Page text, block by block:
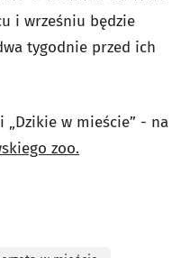
i wrześniu będzie
tygodnie przed ich
w mieście” - na
zoo.